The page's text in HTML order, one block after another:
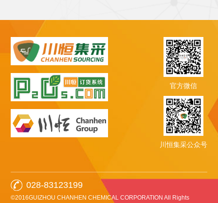
官方微信
川恒集采公众号
028-83123199
©2016GUIZHOU CHANHEN CHEMICAL CORPORATION All Rights